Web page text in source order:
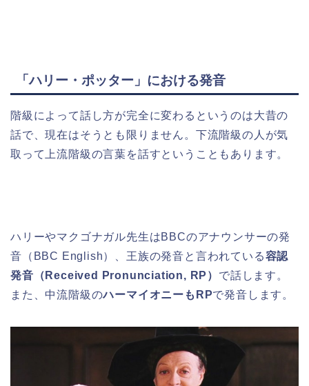
「ハリー・ポッター」における発音
階級によって話し方が完全に変わるというのは大昔の
話で、現在はそうとも限りません。下流階級の人が気
取って上流階級の言葉を話すということもあります。
ハリーやマクゴナガル先生はBBCのアナウンサーの発
音（BBC English）、王族の発音と言われている容認
発音（Received Pronunciation, RP） で話します。
また、中流階級のハーマイオニーもRPで発音します。